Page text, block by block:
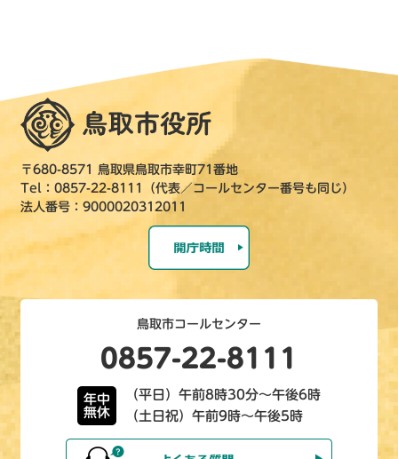
〒680-8571 鳥取県鳥取市幸町71番地
Tel：0857-22-8111（代表／コールセンター番号も同じ）
法人番号：9000020312011
鳥取市コールセンター
0857-22-8111
年中
無休
（平日）午前8時30分～午後6時
（土日祝）午前9時～午後5時